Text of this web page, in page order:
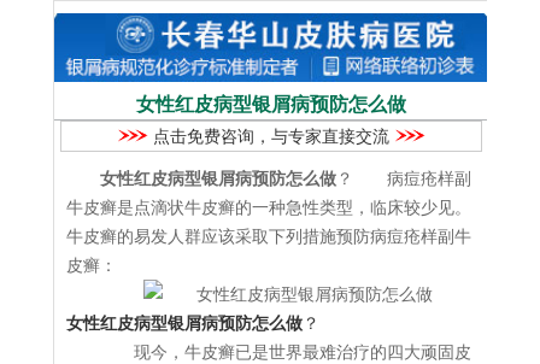
女性红皮病型银屑病预防怎么做
点击免费咨询，与专家直接交流
女性红皮病型银屑病预防怎么做 ？ 病痘疮样副
牛皮癣是点滴状牛皮癣的一种急性类型，临床较少见。
牛皮癣的易发人群应该采取下列措施预防病痘疮样副牛
皮癣：
女性红皮病型银屑病预防怎么做 ？
现今，牛皮癣已是世界最难治疗的四大顽固皮